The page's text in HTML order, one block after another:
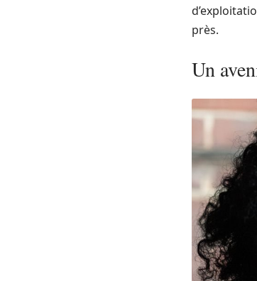
près.
Un